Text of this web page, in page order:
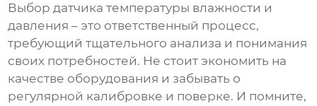
Выбордатчика температуры влажности и
давления – это ответственный процесс,
требующий тщательного анализа и понимания
своих потребностей. Не стоит экономить на
качестве оборудования и забывать о
регулярной калибровке и поверке. И помните,